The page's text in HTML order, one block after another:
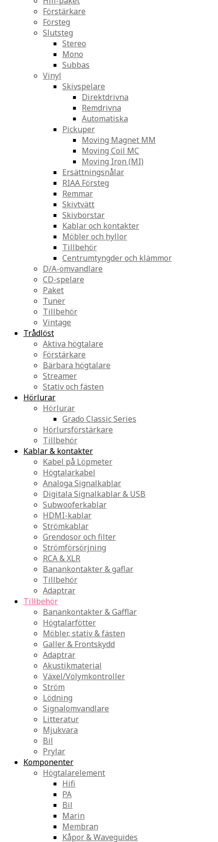
Förstärkare
Försteg
Slutsteg
Stereo
Mono
Subbas
Vinyl
Skivspelare
Direktdrivna
Remdrivna
Automatiska
Pickuper
Moving Magnet MM
Moving Coil MC
Moving Iron (MI)
Ersättningsnålar
RIAA Försteg
Remmar
Skivtvätt
Skivborstar
Kablar och kontakter
Möbler och hyllor
Tillbehör
Centrumtyngder och klämmor
D/A-omvandlare
CD-spelare
Paket
Tuner
Tillbehör
Vintage
Trådlöst
Aktiva högtalare
Förstärkare
Bärbara högtalare
Streamer
Stativ och fästen
Hörlurar
Hörlurar
Grado Classic Series
Hörlursförstärkare
Tillbehör
Kablar & kontakter
Kabel på Löpmeter
Högtalarkabel
Analoga Signalkablar
Digitala Signalkablar & USB
Subwooferkablar
HDMI-kablar
Strömkablar
Grendosor och filter
Strömförsörjning
RCA & XLR
Banankontakter & gaflar
Tillbehör
Adaptrar
Tillbehör
Banankontakter & Gafflar
Högtalarfötter
Möbler, stativ & fästen
Galler & Frontskydd
Adaptrar
Akustikmaterial
Växel/Volymkontroller
Ström
Lödning
Signalomvandlare
Litteratur
Mjukvara
Bil
Prylar
Komponenter
Högtalarelement
Hifi
PA
Bil
Marin
Membran
Kåpor & Waveguides